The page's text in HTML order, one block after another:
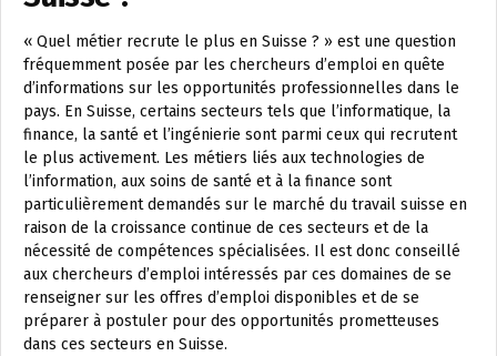
« Quel métier recrute le plus en Suisse ? » est une question
fréquemment posée par les chercheurs d’emploi en quête
d’informations sur les opportunités professionnelles dans le
pays. En Suisse, certains secteurs tels que l’informatique, la
finance, la santé et l’ingénierie sont parmi ceux qui recrutent
le plus activement. Les métiers liés aux technologies de
l’information, aux soins de santé et à la finance sont
particulièrement demandés sur le marché du travail suisse en
raison de la croissance continue de ces secteurs et de la
nécessité de compétences spécialisées. Il est donc conseillé
aux chercheurs d’emploi intéressés par ces domaines de se
renseigner sur les offres d’emploi disponibles et de se
préparer à postuler pour des opportunités prometteuses
dans ces secteurs en Suisse.